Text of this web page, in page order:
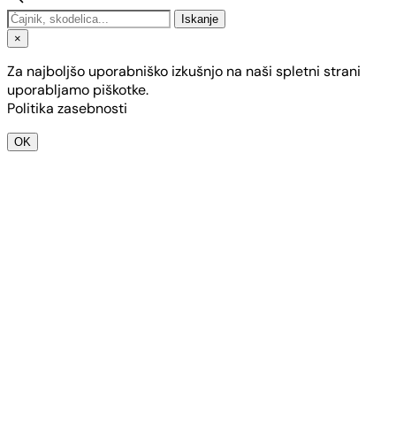
Iskanje
×
Za najboljšo uporabniško izkušnjo na naši spletni strani
uporabljamo piškotke.
Politika zasebnosti
OK